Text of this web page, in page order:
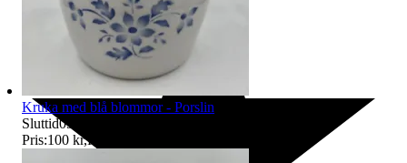
Kruka med blå blommor - Porslin
Sluttid09:21
Pris:100 kr,Köp nu